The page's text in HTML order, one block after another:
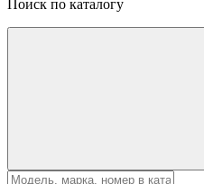
Поиск по каталогу